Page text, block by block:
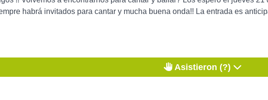
habrá invitados para cantar y mucha buena onda!! La entrada es
Asistieron (?)